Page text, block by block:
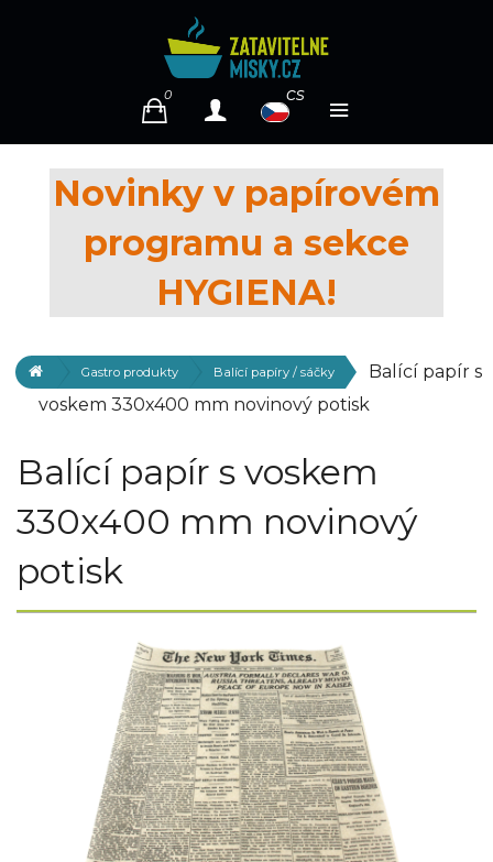
0 cs
Novinky v papírovém
programu a sekce
HYGIENA!
Gastro produkty Balící papíry / sáčky
Balící papír s
voskem 330x400 mm novinový potisk
Balící papír s voskem
330x400 mm novinový
potisk